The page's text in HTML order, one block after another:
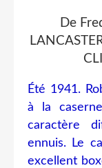
De
Été 1941.
à la
caractère
ennuis. Le
excellent